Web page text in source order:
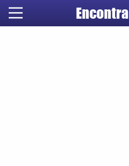
Encontra